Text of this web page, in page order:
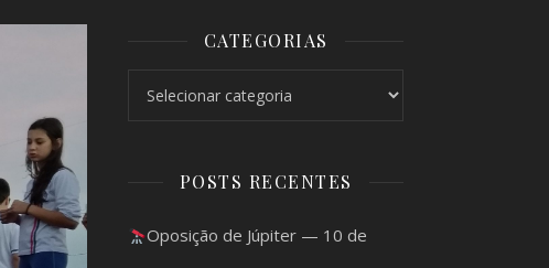
CATEGORIAS
POSTS RECENTES
Oposição de Júpiter — 10 de